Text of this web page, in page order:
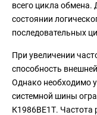
всего цикла обмена.
состоянии
последовательных
При увеличении
способность
Однако необходимо
системной шины
К1986ВЕ1Т. Частота